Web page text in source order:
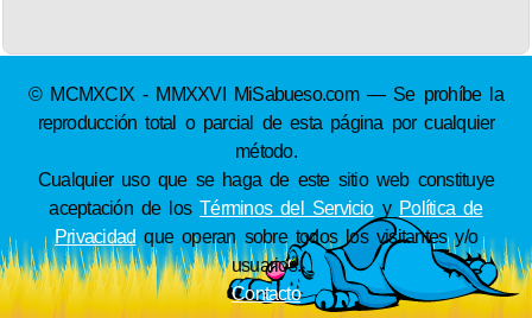
© MCMXCIX - MMXXVI MiSabueso.com — Se prohíbe la
reproducción total o parcial de esta página por cualquier
método.
Cualquier uso que se haga de este sitio web constituye
aceptación de losTérminos del Servicioy Política de
Privacidad que operan sobre todos los visitantes y/o
usuarios.
Contacto